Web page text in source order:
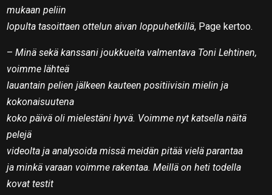
mukaan peliin
lopulta tasoittaen ottelun aivan loppuhetkillä, Page kertoo.
–Minä sekä kanssani joukkueita valmentava Toni Lehtinen,
voimme lähteä
lauantain pelien jälkeen kauteen positiivisin mielin ja
kokonaisuutena
koko päivä oli mielestäni hyvä. Voimme nyt katsella näitä
pelejä
videolta ja analysoida missä meidän pitää vielä parantaa
ja minkä varaan voimme rakentaa. Meillä on heti todella
kovat testit